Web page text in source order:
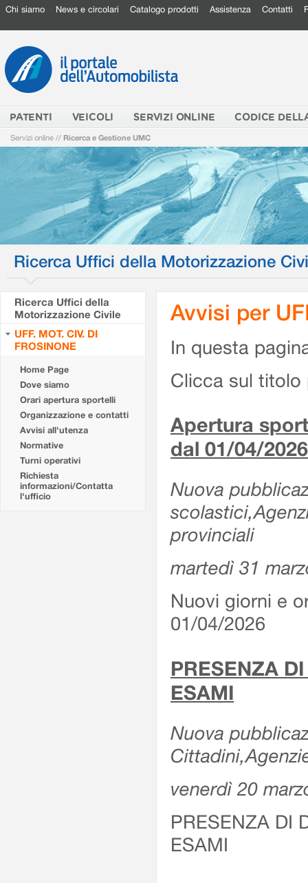
Chi siamo News e circolari Catalogo prodotti Assistenza Contatti
PATENTI VEICOLI SERVIZI ONLINE CODICE
Servizi online // Ricerca e Gestione UMC
Ricerca Uffici della Motorizzazione
Ricerca Uffici della
Motorizzazione Civile
UFF. MOT. CIV. DI
FROSINONE
Home Page
Dove siamo
Orari apertura sportelli
Organizzazione e contatti
Avvisi all'utenza
Normative
Turni operativi
Richiesta
informazioni/Contatta
l'ufficio
Avvisi per
In questa
Clicca sul titolo
Apertura
dal 01/04/2026
Nuova
provinciali
martedì 31
Nuovi giorni e
01/04/2026
PRESENZA
ESAMI
Nuova
venerdì 20
PRESENZA DI
ESAMI